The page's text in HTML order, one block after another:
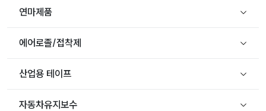
연마제품
에어로졸/접착제
산업용 테이프
자동차유지보수